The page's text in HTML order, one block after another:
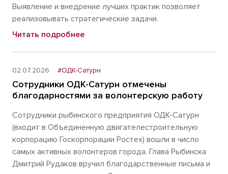
Выявление и внедрение лучших практик позволяет
реализовывать стратегические задачи.
Читать подробнее
02.07.2026 #ОДК-Сатурн
Сотрудники ОДК-Сатурн отмечены
благодарностями за волонтерскую работу
Сотрудники рыбинского предприятия ОДК-Сатурн
(входит в Объединенную двигателестроительную
корпорацию Госкорпорации Ростех) вошли в число
самых активных волонтеров города. Глава Рыбинска
Дмитрий Рудаков вручил благодарственные письма и